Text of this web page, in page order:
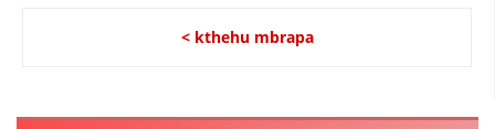
< kthehu mbrapa